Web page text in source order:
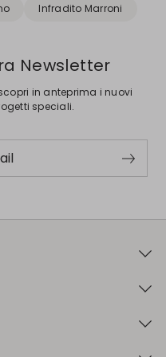
Infradito Marroni
Newsletter
in anteprima i nuovi
speciali.